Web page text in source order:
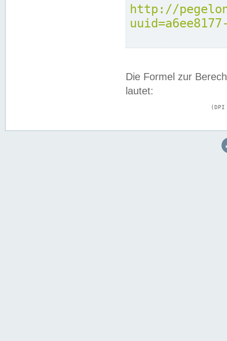
http://
Die Formel zur
lautet: